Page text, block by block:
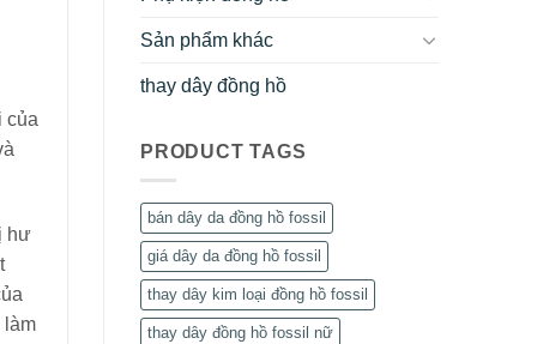
của
hư
làm
Sản phẩm khác
thay dây đồng hồ
PRODUCT TAGS
bán dây da đồng hồ fossil
giá dây da đồng hồ fossil
thay dây kim loại đồng hồ fossil
thay dây đồng hồ fossil nữ